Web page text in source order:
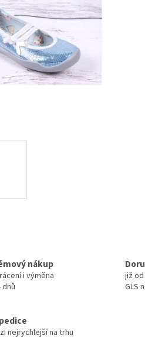
nákup
i výměna
již
GLS
nejrychlejší na trhu